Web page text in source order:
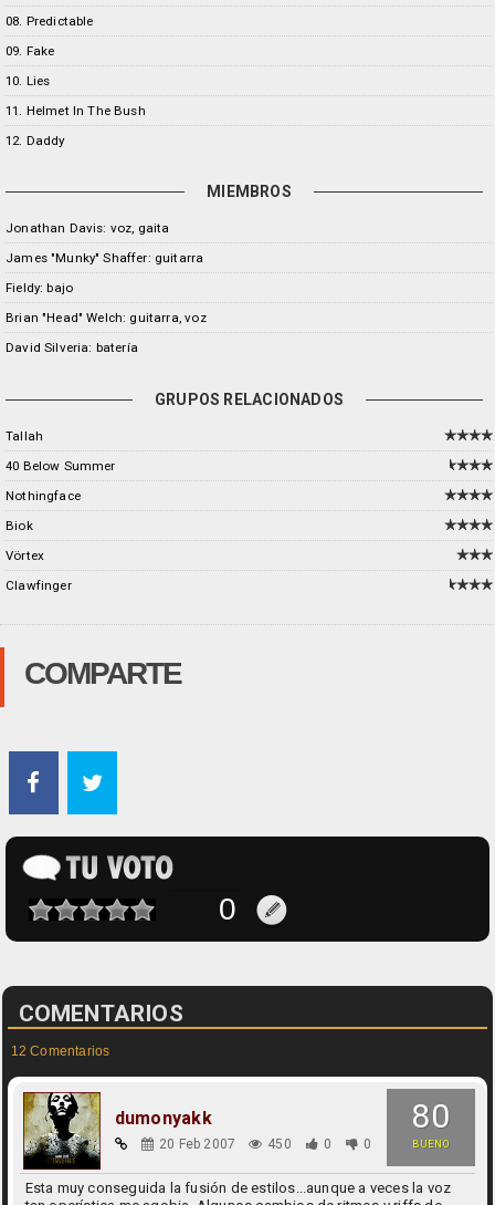
08. Predictable
09. Fake
10. Lies
11. Helmet In The Bush
12. Daddy
MIEMBROS
Jonathan Davis: voz, gaita
James "Munky" Shaffer: guitarra
Fieldy: bajo
Brian "Head" Welch: guitarra, voz
David Silveria: batería
GRUPOS RELACIONADOS
Tallah
40 Below Summer
Nothingface
Biok
Vörtex
Clawfinger
COMPARTE
COMENTARIOS
12 Comentarios
80
BUENO
dumonyakk
20 Feb 2007 450 0 0
Esta muy conseguida la fusión de estilos...aunque a veces la voz